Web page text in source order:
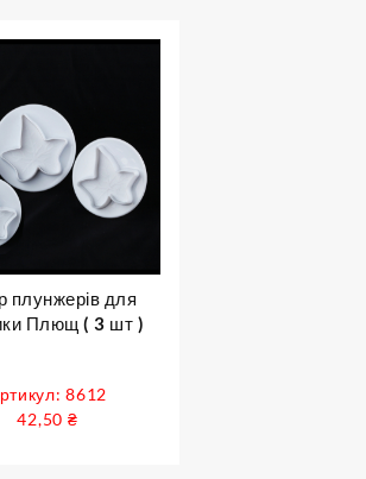
плунжерів для
Плющ ( 3 шт )
8612
42,50 ₴